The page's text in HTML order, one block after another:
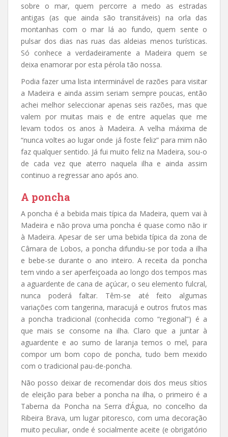
sobre o mar, quem percorre a medo as estradas
antigas (as que ainda são transitáveis) na orla das
montanhas com o mar lá ao fundo, quem sente o
pulsar dos dias nas ruas das aldeias menos turísticas.
Só conhece a verdadeiramente a Madeira quem se
deixa enamorar por esta pérola tão nossa.
Podia fazer uma lista interminável de razões para visitar
a Madeira e ainda assim seriam sempre poucas, então
achei melhor seleccionar apenas seis razões, mas que
valem por muitas mais e de entre aquelas que me
levam todos os anos à Madeira. A velha máxima de
“nunca voltes ao lugar onde já foste feliz” para mim não
faz qualquer sentido. Já fui muito feliz na Madeira, sou-o
de cada vez que aterro naquela ilha e ainda assim
continuo a regressar ano após ano.
A poncha
A poncha é a bebida mais típica da Madeira, quem vai à
Madeira e não prova uma poncha é quase como não ir
à Madeira. Apesar de ser uma bebida típica da zona de
Câmara de Lobos, a poncha difundiu-se por toda a ilha
e bebe-se durante o ano inteiro. A receita da poncha
tem vindo a ser aperfeiçoada ao longo dos tempos mas
a aguardente de cana de açúcar, o seu elemento fulcral,
nunca poderá faltar. Têm-se até feito algumas
variações com tangerina, maracujá e outros frutos mas
a poncha tradicional (conhecida como “regional”) é a
que mais se consome na ilha. Claro que a juntar à
aguardente e ao sumo de laranja temos o mel, para
compor um bom copo de poncha, tudo bem mexido
com o tradicional pau-de-poncha.
Não posso deixar de recomendar dois dos meus sítios
de eleição para beber a poncha na ilha, o primeiro é a
Taberna da Poncha na Serra d’Água, no concelho da
Ribeira Brava, um lugar pitoresco, com uma decoração
muito peculiar, onde é socialmente aceite (e obrigatório